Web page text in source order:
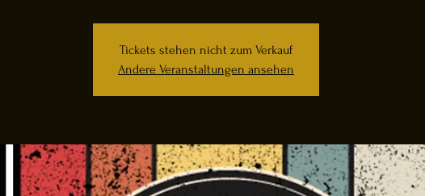
Tickets stehen nicht zum Verkauf
Andere Veranstaltungen ansehen